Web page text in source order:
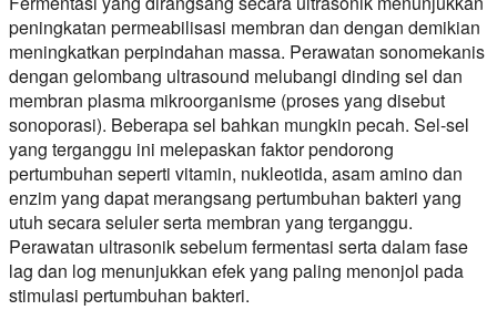
peningkatan permeabilisasi membran dan dengan demikian
meningkatkan perpindahan massa. Perawatan sonomekanis
dengan gelombang ultrasound melubangi dinding sel dan
membran plasma mikroorganisme (proses yang disebut
sonoporasi). Beberapa sel bahkan mungkin pecah. Sel-sel
yang terganggu ini melepaskan faktor pendorong
pertumbuhan seperti vitamin, nukleotida, asam amino dan
enzim yang dapat merangsang pertumbuhan bakteri yang
utuh secara seluler serta membran yang terganggu.
Perawatan ultrasonik sebelum fermentasi serta dalam fase
lag dan log menunjukkan efek yang paling menonjol pada
stimulasi pertumbuhan bakteri.